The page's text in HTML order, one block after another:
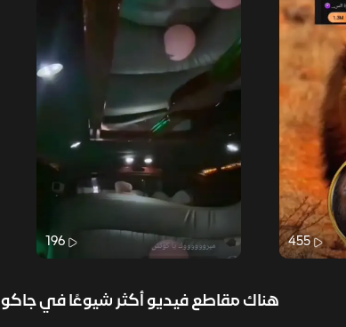
455
196
هناك مقاطع فيديو أكثر شيوعًا في جاكو